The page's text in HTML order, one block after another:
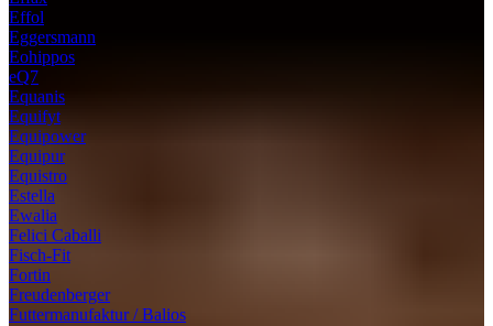
Effol
Eggersmann
Eohippos
eQ7
Equanis
Equifyt
Equipower
Equipur
Equistro
Estella
Ewalia
Felici Caballi
Fisch-Fit
Fortin
Freudenberger
Futtermanufaktur / Balios